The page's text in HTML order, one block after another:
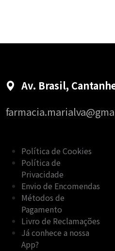
Av. Brasil,
Política de Cookies
Política de
Privacidade
Envio de Encomendas
Métodos de
Pagamento
Livro de Reclamações
Já conhece a nossa
App?